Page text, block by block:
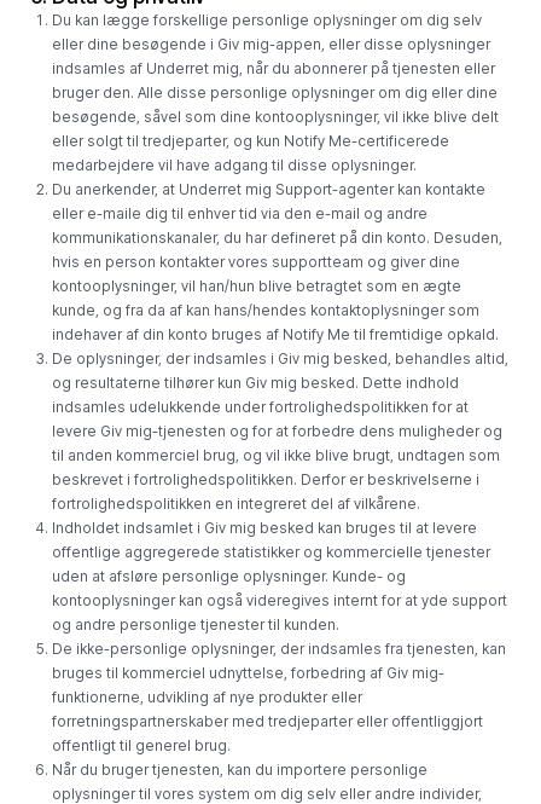
Du kan lægge forskellige personlige oplysninger om dig selv
eller dine besøgende i Giv mig-appen, eller disse oplysninger
indsamles af Underret mig, når du abonnerer på tjenesten eller
bruger den. Alle disse personlige oplysninger om dig eller dine
besøgende, såvel som dine kontooplysninger, vil ikke blive delt
eller solgt til tredjeparter, og kun Notify Me-certificerede
medarbejdere vil have adgang til disse oplysninger.
Du anerkender, at Underret mig Support-agenter kan kontakte
eller e-maile dig til enhver tid via den e-mail og andre
kommunikationskanaler, du har defineret på din konto. Desuden,
hvis en person kontakter vores supportteam og giver dine
kontooplysninger, vil han/hun blive betragtet som en ægte
kunde, og fra da af kan hans/hendes kontaktoplysninger som
indehaver af din konto bruges af Notify Me til fremtidige opkald.
De oplysninger, der indsamles i Giv mig besked, behandles altid,
og resultaterne tilhører kun Giv mig besked. Dette indhold
indsamles udelukkende under fortrolighedspolitikken for at
levere Giv mig-tjenesten og for at forbedre dens muligheder og
til anden kommerciel brug, og vil ikke blive brugt, undtagen som
beskrevet i fortrolighedspolitikken. Derfor er beskrivelserne i
fortrolighedspolitikken en integreret del af vilkårene.
Indholdet indsamlet i Giv mig besked kan bruges til at levere
offentlige aggregerede statistikker og kommercielle tjenester
uden at afsløre personlige oplysninger. Kunde- og
kontooplysninger kan også videregives internt for at yde support
og andre personlige tjenester til kunden.
De ikke-personlige oplysninger, der indsamles fra tjenesten, kan
bruges til kommerciel udnyttelse, forbedring af Giv mig-
funktionerne, udvikling af nye produkter eller
forretningspartnerskaber med tredjeparter eller offentliggjort
offentligt til generel brug.
Når du bruger tjenesten, kan du importere personlige
oplysninger til vores system om dig selv eller andre individer,